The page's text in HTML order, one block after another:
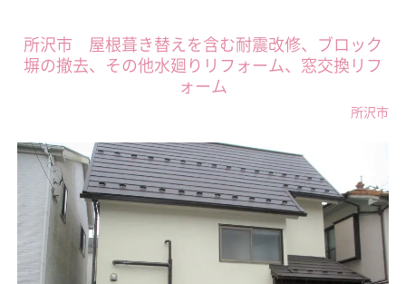
所沢市 屋根葺き替えを含む耐震改修、ブロック
塀の撤去、その他水廻りリフォーム、窓交換リフ
ォーム
所沢市